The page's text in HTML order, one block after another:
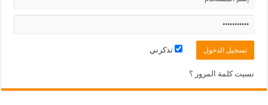
تذكرني
نسيت كلمة المرور ؟